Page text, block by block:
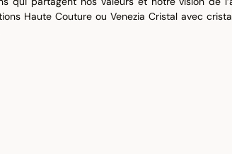
Haute Couture ou Venezia Cristal avec